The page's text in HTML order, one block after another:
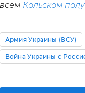
всем Кольском
Армия Украины (ВСУ)
Война Украины с